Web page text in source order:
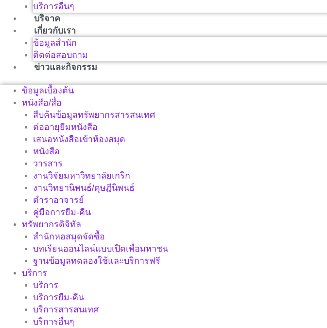
บริการอื่นๆ
บริจาค
เกี่ยวกับเรา
ข้อมูลสำนัก
ติดต่อสอบถาม
ข่าวและกิจกรรม
ข้อมูลเบื้องต้น
หนังสือ/สื่อ
สืบค้นข้อมูลทรัพยากรสารสนเทศ
ต่ออายุยืมหนังสือ
เสนอหนังสือเข้าห้องสมุด
หนังสือ
วารสาร
งานวิจัยมหาวิทยาลัยเกริก
งานวิทยานิพนธ์/ดุษฎีนิพนธ์
ตำราอาจารย์
คู่มือการยืม-คืน
ทรัพยากรดิจิทัล
สำนักหอสมุดจัดซื้อ
บทเรียนออนไลน์แบบเปิดเพื่อมหาชน
ฐานข้อมูลทดลองใช้และบริการฟรี
บริการ
บริการ
บริการยืม-คืน
บริการสารสนเทศ
บริการอื่นๆ